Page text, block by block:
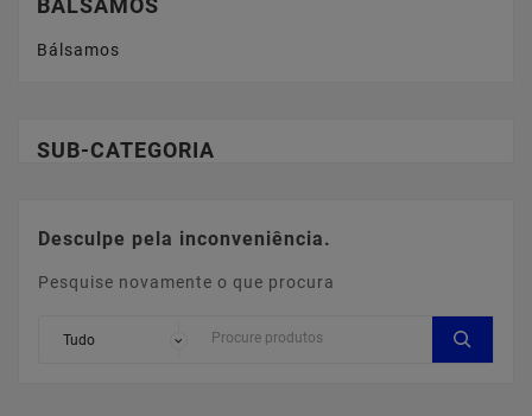
BÁLSAMOS
Bálsamos
SUB-CATEGORIA
Desculpe pela inconveniência.
Pesquise novamente o que procura